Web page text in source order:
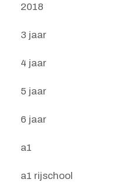
2018
3 jaar
4 jaar
5 jaar
6 jaar
a1
a1 rijschool